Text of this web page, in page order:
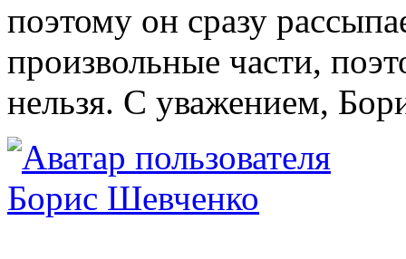
поэтому он сразу
произвольные части,
нельзя. С уважением,
Борис Шевченко